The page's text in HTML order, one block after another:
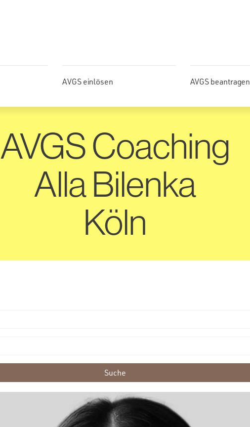
AVGS einlösen AVGS beantragen
AVGS Coaching
Alla Bilenka
Köln
Suche